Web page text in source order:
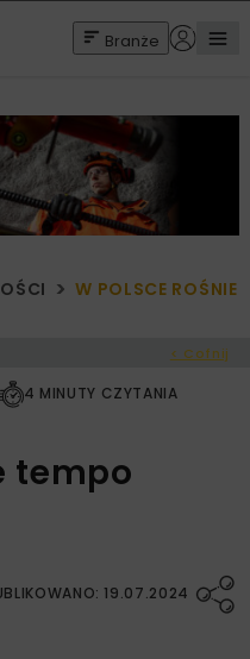
Branże
W POLSCE ROŚNIE
< Cofnij
4 MINUTY CZYTANIA
tempo
19.07.2024